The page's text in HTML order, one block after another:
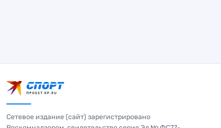
Сетевое издание (сайт) зарегистрировано